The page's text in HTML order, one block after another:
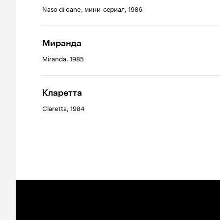
Naso di cane, мини-сериал, 1986
Миранда
Miranda, 1985
Кларетта
Claretta, 1984